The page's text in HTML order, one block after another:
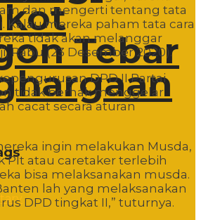
Tebar
dan mengerti tentang tata
Kalau mereka paham tata cara
tidak akan melanggar
Rabu (23 Desember 2020).
DPD II Partai
tidak berhak menggelar
cacat secara aturan
ingin melakukan Musda,
Plt atau caretaker terlebih
bisa melaksanakan musda.
lah yang melaksanakan
DPD tingkat II,” tuturnya.